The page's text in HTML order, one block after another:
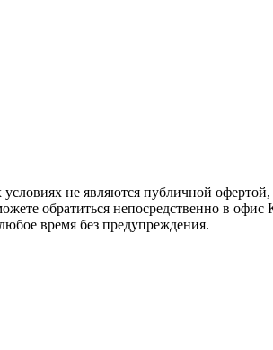
не являются публичной
обратиться непосредственно в
время без предупреждения.